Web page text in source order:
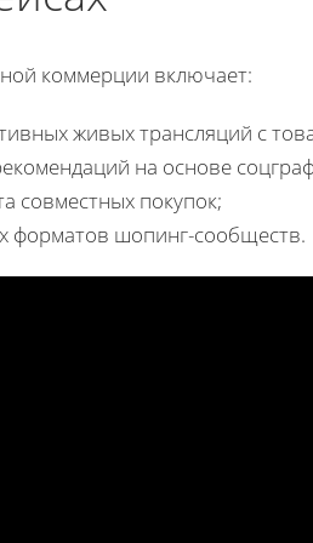
коммерции включает:
живых трансляций с
на основе
совместных покупок;
форматов шопинг-сообществ.